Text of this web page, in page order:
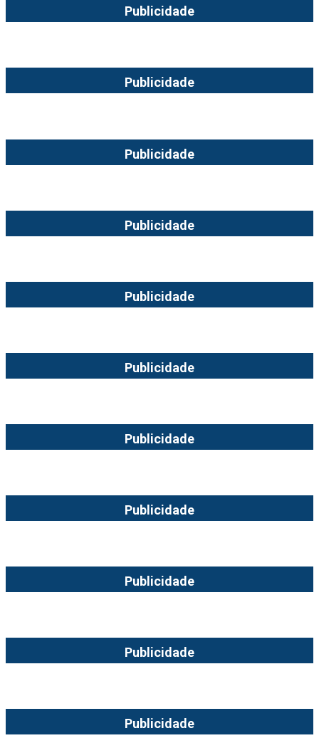
Publicidade
Publicidade
Publicidade
Publicidade
Publicidade
Publicidade
Publicidade
Publicidade
Publicidade
Publicidade
Publicidade